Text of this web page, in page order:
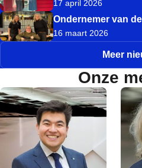
17 april 2026
Ondernemer van
16 maart 2026
Meer
Onze